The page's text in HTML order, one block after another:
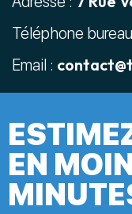
Téléphone
Email :
EN